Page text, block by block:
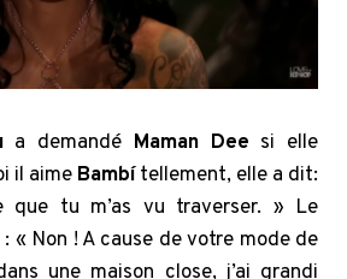
a demandé Maman Dee si elle
il aime Bambítellement, elle a dit:
tu m’as vu traverser. » Le
« Non ! A cause de votre mode de
une maison close, j’ai grandi